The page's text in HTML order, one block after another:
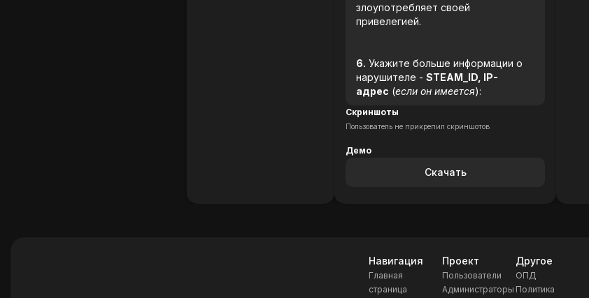
злоупотребляет своей
привелегией.
6. Укажите больше информации о
нарушителе - STEAM_ID, IP-
адрес (если он имеется):
Скриншоты
Пользователь не прикрепил скриншотов
Демо
Скачать
Навигация
Главная
страница
Проект
Пользователи
Администраторы
Другое
ОПД
Политика